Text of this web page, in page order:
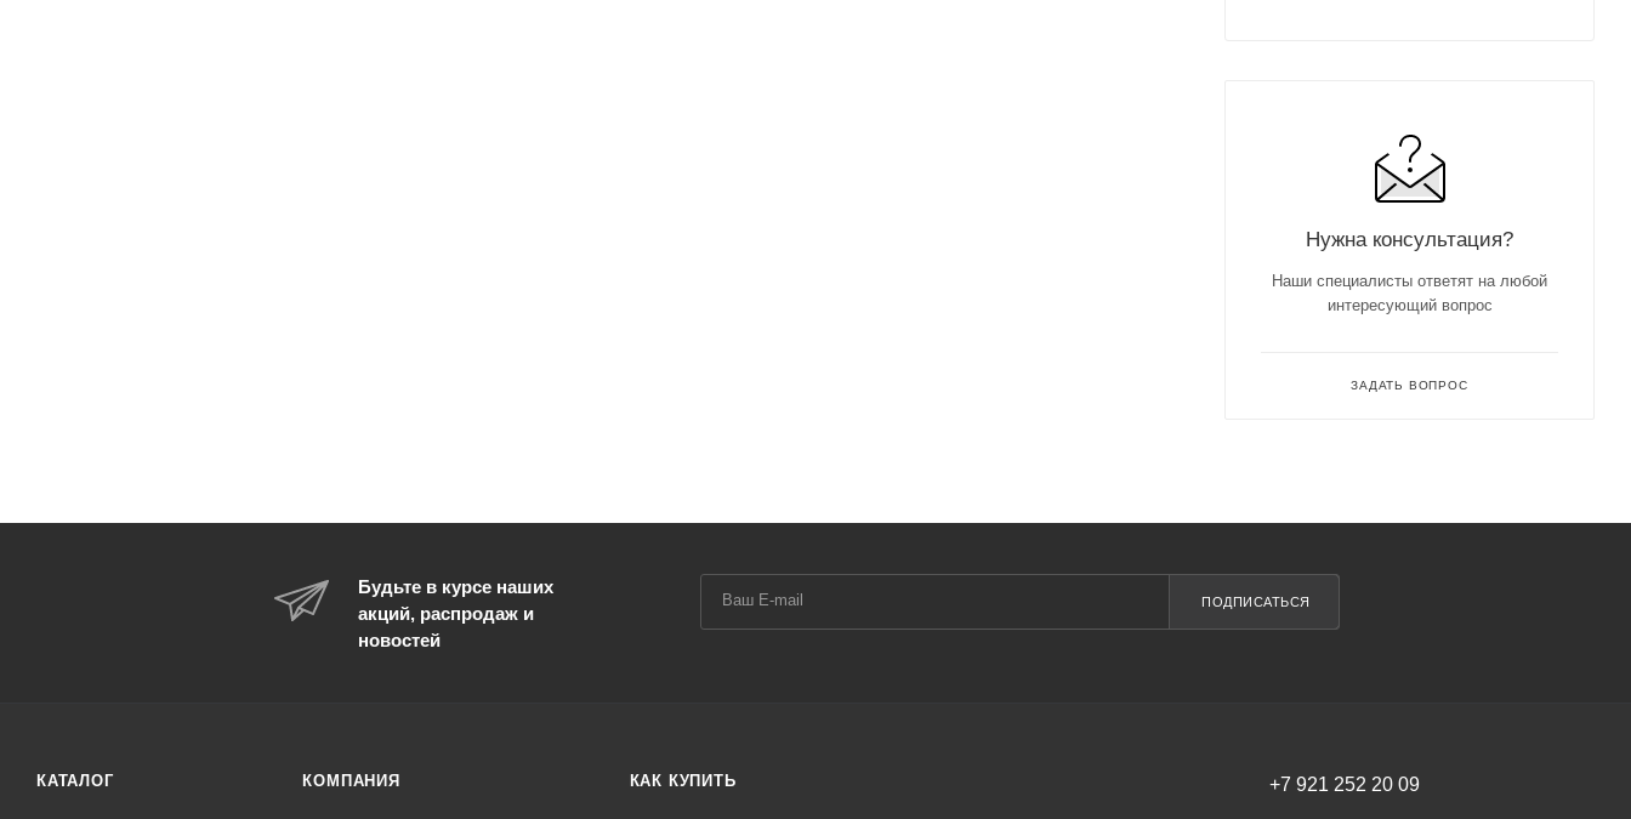
Нужна консультация?
Наши специалисты ответят на любой
интересующий вопрос
ЗАДАТЬ ВОПРОС
Будьте в курсе наших
акций, распродаж и
новостей
ПОДПИСАТЬСЯ
КАТАЛОГ КОМПАНИЯ КАК КУПИТЬ +7 921 252 20 09